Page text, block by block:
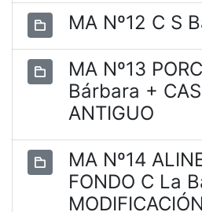
MA Nº12 C S
MA Nº13
Bárbara +
ANTIGUO
MA Nº14
FONDO C La